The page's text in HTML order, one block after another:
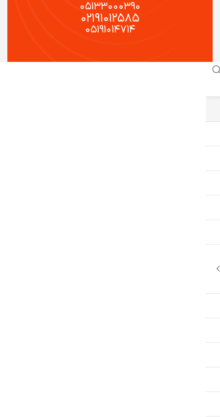
۰۵۱۳۳۰۰۰۳۹۰
۰۲۱۹۱۰۱۲۵۸۵
۰۵۱۹۱۰۱۴۷۱۴